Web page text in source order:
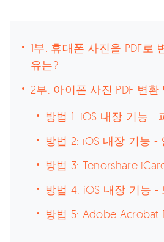
1부. 휴대폰 사진을 PDF로
유는?
2부. 아이폰 사진 PDF 변환
방법 1: iOS 내장 기능 -
방법 2: iOS 내장 기능 -
방법 3: Tenorshare
방법 4: iOS 내장 기능 -
방법 5: Adobe Acrobat